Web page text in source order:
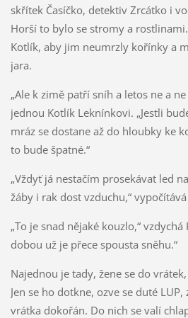
skřítek Časíčko, detektiv Zrcátko i
Horší to bylo se stromy a
Kotlík, aby jim neumrzly kořínky a
jara.
„Ale k zimě patří sníh a letos ne a
jednou Kotlík Leknínkovi. „Jestli
mráz se dostane až do hloubky ke
to bude špatné.“
„Vždyť já nestačím prosekávat led
žáby i rak dost vzduchu,“
„To je snad nějaké kouzlo,“
dobou už je přece spousta sněhu.“
Najednou je tady, žene se do
Jen se ho dotkne, ozve se duté
vrátka dokořán. Do nich se valí